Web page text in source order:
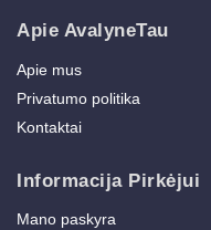
Apie AvalyneTau
Apie mus
Privatumo politika
Kontaktai
Informacija Pirkėjui
Mano paskyra